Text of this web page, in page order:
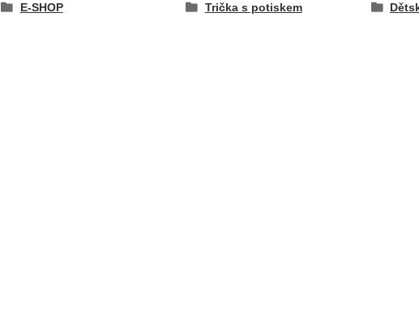
E-SHOP Trička s potiskem